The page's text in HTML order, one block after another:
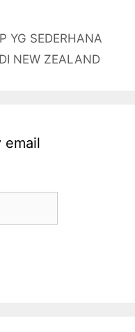
r
YG SEDERHANA
NEW ZEALAND
email